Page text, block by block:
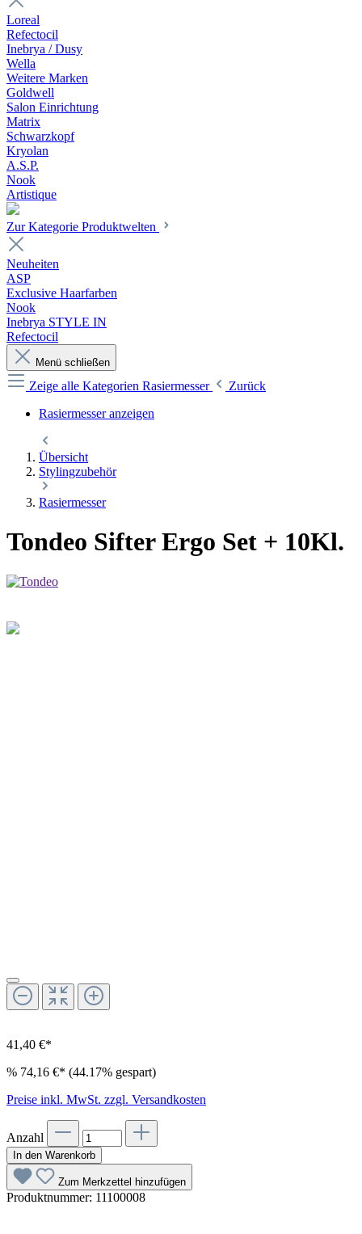
Loreal
Refectocil
Inebrya / Dusy
Wella
Weitere Marken
Goldwell
Salon Einrichtung
Matrix
Schwarzkopf
Kryolan
A.S.P.
Nook
Artistique
Zur Kategorie Produktwelten
Neuheiten
ASP
Exclusive Haarfarben
Nook
Inebrya STYLE IN
Refectocil
Menü schließen
Zeige alle Kategorien Rasiermesser
Zurück
Rasiermesser anzeigen
Übersicht
Stylingzubehör
Rasiermesser
Tondeo Sifter Ergo Set + 10Kl.
41,40 €*
% 74,16 €* (44.17% gespart)
Preise inkl. MwSt. zzgl. Versandkosten
Anzahl
In den Warenkorb
Zum Merkzettel hinzufügen
Produktnummer: 11100008